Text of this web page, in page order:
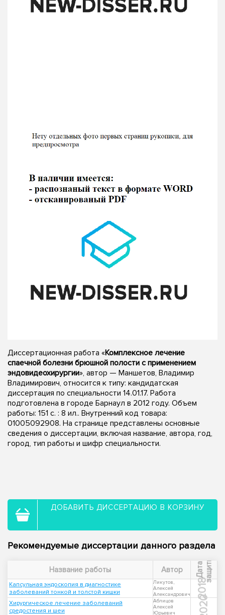
Диссертационная работа «Комплексное лечение
спаечной болезни брюшной полости с применением
эндовидеохирургии», автор — Маншетов, Владимир
Владимирович, относится к типу: кандидатская
диссертация по специальности 14.01.17. Работа
подготовлена в городе Барнаул в 2012 году. Объем
работы: 151 с. : 8 ил.. Внутренний код товара:
01005092908. На странице представлены основные
сведения о диссертации, включая название, автора, год,
город, тип работы и шифр специальности.
ДОБАВИТЬ ДИССЕРТАЦИЮ В КОРЗИНУ
Рекомендуемые диссертации данного раздела
Название работы Автор Д
а
т
а
з
а
щ
и
т ы
Капсульная эндоскопия в диагностике
заболеваний тонкой и толстой кишки
Ликутов,
Алексей
Александрович
2018
Хирургическое лечение заболеваний
средостения и шеи
Аблицов
Алексей
Юрьевич
2020